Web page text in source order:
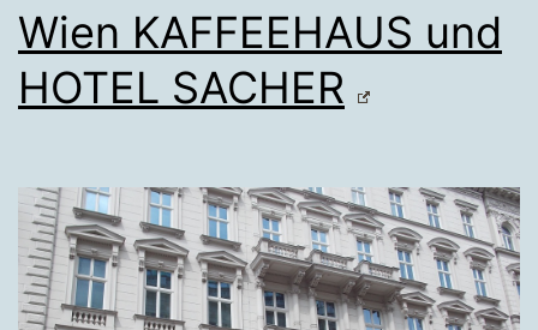
Wien KAFFEEHAUS und
HOTEL SACHER